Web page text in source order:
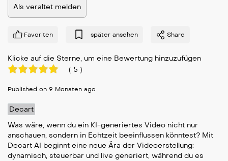
Als veraltet melden
Favoriten später ansehen Share
Klicke auf die Sterne, um eine Bewertung hinzuzufügen
( 5 )
Published on 9 Monaten ago
Decart
Was wäre, wenn du ein KI-generiertes Video nicht nur
anschauen, sondern in Echtzeit beeinflussen könntest? Mit
Decart AI beginnt eine neue Ära der Videoerstellung:
dynamisch, steuerbar und live generiert, während du es